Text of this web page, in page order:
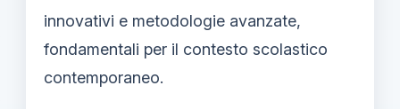
innovativi e metodologie avanzate,
fondamentali per il contesto scolastico
contemporaneo.